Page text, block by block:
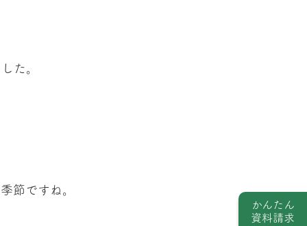
た。
節ですね。
かんたん
資料請求